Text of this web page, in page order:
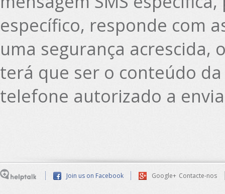
específico, responde com
uma segurança
terá que ser o conteúdo
telefone autorizado a
Join us on Facebook Google+ Contacte-nos